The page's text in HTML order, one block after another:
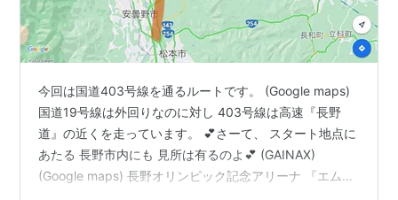
今回は国道403号線を通るルートです。 (Google maps)
国道19号線は外回りなのに対し 403号線は高速『長野
道』の近くを走っています。 💕さーて、 スタート地点に
あたる 長野市内にも 見所は有るのよ💕 (GAINAX)
(Google maps) 長野オリンピック記念アリーナ 『エムウ